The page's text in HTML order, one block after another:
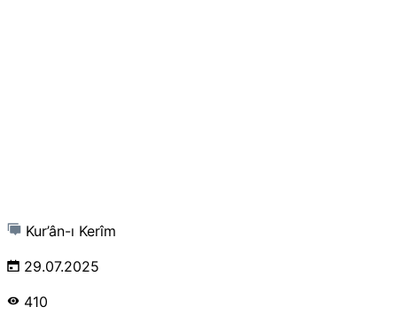
Kur’ân-ı Kerîm
29.07.2025
410